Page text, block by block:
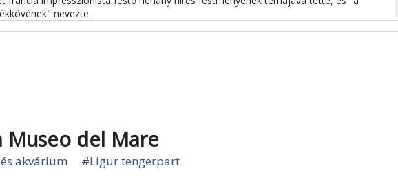
nevezte.
Museo del Mare
akvárium #Ligur tengerpart